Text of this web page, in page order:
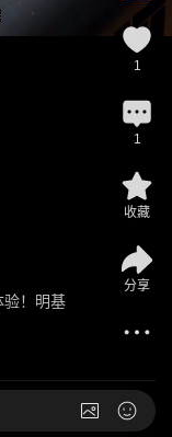
验！明基
1
1
收藏
分享